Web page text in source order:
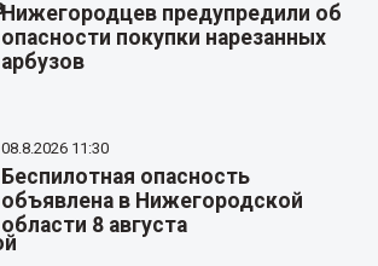
Нижегородцев предупредили об
опасности покупки нарезанных
арбузов
08.8.2026 11:30
Беспилотная опасность
объявлена в Нижегородской
области 8 августа